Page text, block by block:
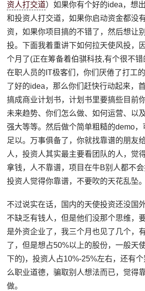
资人打交道）如果你有个好的idea，想
和投资人打交道，如果你启动资金都没
资，如果你项目搞的不错了，然后想让
投。下面我着重讲下如何拉天使风投，
个月了(正在筹备着伯骐科技,有个很不
在职人员的IT极客们，你们厌倦了打工
了好的idea，那么你们赶快行动起来，
搞成商业计划书，计划书里要搞些目前
未来趋势、你们怎么做、如何运营、以
强大等等。然后做个简单粗糙的demo
足以。万事俱备了，你就找靠谱的朋友
人，投资人其实最主要看团队的人，觉
拿钱，人不靠谱，项目在牛B别人都不
投资人觉得你靠谱，不要吹的天花乱坠。
不过说实在话，国内的天使投资还没国
不缺乏有钱人，但是他们没那个思维，
是外资企业了，我三个月也见了几个，
了，但是想占50%以上的股份，一般天
下的)，投资人占10%-25%左右，还有
么职业道德，骗取别人想法而已，觉得
做。